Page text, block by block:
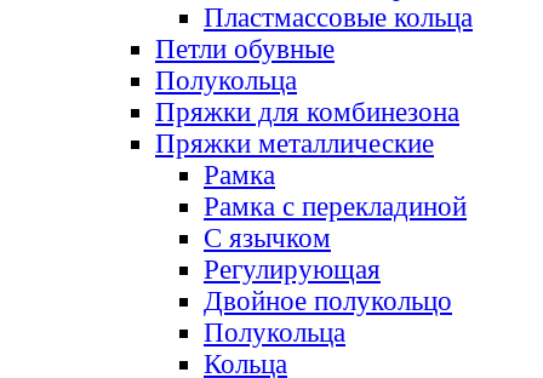
Пластмассовые кольца
Петли обувные
Полукольца
Пряжки для комбинезона
Пряжки металлические
Рамка
Рамка с перекладиной
С язычком
Регулирующая
Двойное полукольцо
Полукольца
Кольца